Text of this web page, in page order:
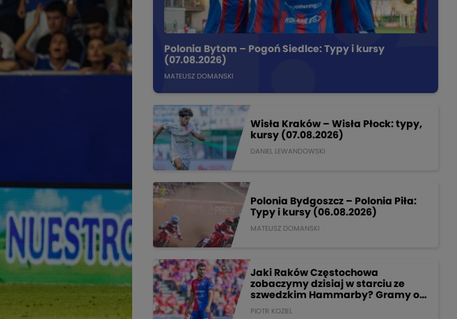
Polonia Bytom – Pogoń Siedlce: Typy i kursy
(07.08.2026)
MATEUSZ DOMANSKI
Wisła Kraków – Wisła Płock: typy,
kursy (07.08.2026)
DANIEL LEWANDOWSKI
Polonia Bydgoszcz – Polonia Piła:
Typy i kursy (06.08.2026)
MATEUSZ DOMANSKI
Jaki Raków Częstochowa
zobaczymy dzisiaj w starciu ze
szwedzkim Hammarby? Gramy o
PIOTR KOZIEL